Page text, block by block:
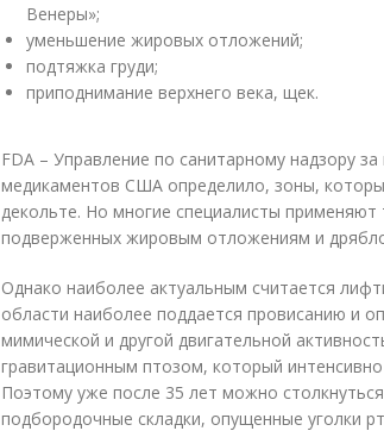
Венеры»;
уменьшение жировых отложений;
подтяжка груди;
приподнимание верхнего века, щек.
FDA – Управление по санитарному надзору
медикаментов США определило, зоны,
декольте. Но многие специалисты применяют
подверженных жировым отложениям и
Однако наиболее актуальным считается
области наиболее поддается провисанию и
мимической и другой двигательной
гравитационным птозом, который
Поэтому уже после 35 лет можно
подбородочные складки, опущенные уголки